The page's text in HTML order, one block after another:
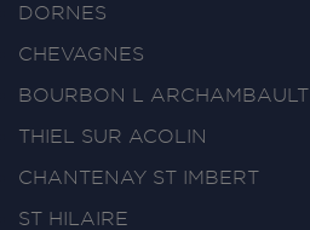
DORNES
CHEVAGNES
BOURBON L ARCHAMBAULT
THIEL SUR ACOLIN
CHANTENAY ST IMBERT
ST HILAIRE